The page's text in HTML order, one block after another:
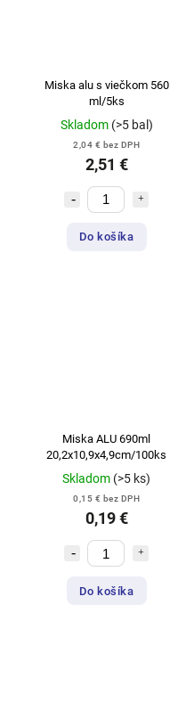
Miska alu s viečkom 560
ml/5ks
Skladom (>5 bal)
2,04 € bez DPH
2,51 €
Do košíka
Miska ALU 690ml
20,2x10,9x4,9cm/100ks
Skladom (>5 ks)
0,15 € bez DPH
0,19 €
Do košíka